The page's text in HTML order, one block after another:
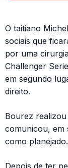
O taitiano
sociais que
por uma
Challenger
em segundo
direito.
Bourez
comunicou, em
como